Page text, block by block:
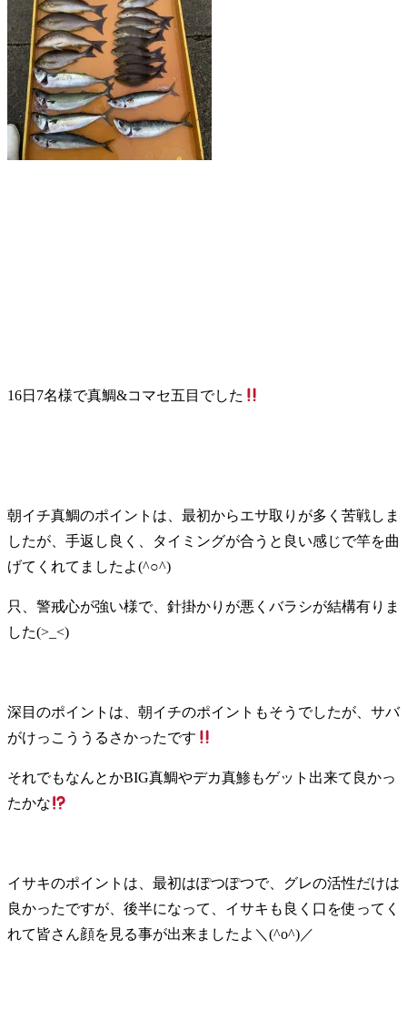
16日7名様で真鯛&コマセ五目でした
朝イチ真鯛のポイントは、最初からエサ取りが多く苦戦しま
したが、手返し良く、タイミングが合うと良い感じで竿を曲
げてくれてましたよ(^○^)
只、警戒心が強い様で、針掛かりが悪くバラシが結構有りま
した(>_<)
深目のポイントは、朝イチのポイントもそうでしたが、サバ
がけっこううるさかったです
それでもなんとかBIG真鯛やデカ真鯵もゲット出来て良かっ
たかな
イサキのポイントは、最初はぽつぽつで、グレの活性だけは
良かったですが、後半になって、イサキも良く口を使ってく
れて皆さん顔を見る事が出来ましたよ＼(^o^)／